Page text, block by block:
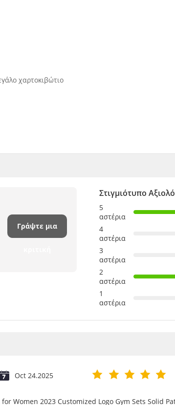
χαρτοκιβώτιο
Γράψτε μια
Στιγμιότυπο
5
αστέρια
4
αστέρια
3
αστέρια
2
αστέρια
1
αστέρια
Oct 24.2025
Women 2023 Customized Logo Gym Sets Solid